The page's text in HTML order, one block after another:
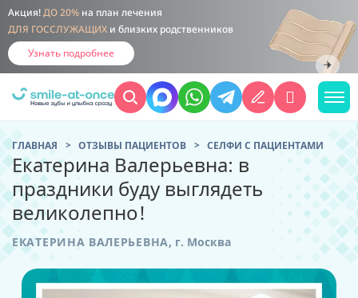
Акция! ДО 20% на план лечения
ДЛЯ ГОССЛУЖАЩИХ и близких родственников
Узнать подробнее
ГЛАВНАЯ ОТЗЫВЫ ПАЦИЕНТОВ CЕЛФИ С ПАЦИЕНТАМИ
Екатерина Валерьевна: в
праздники буду выглядеть
великолепно!
ЕКАТЕРИНА ВАЛЕРЬЕВНА, г. Москва